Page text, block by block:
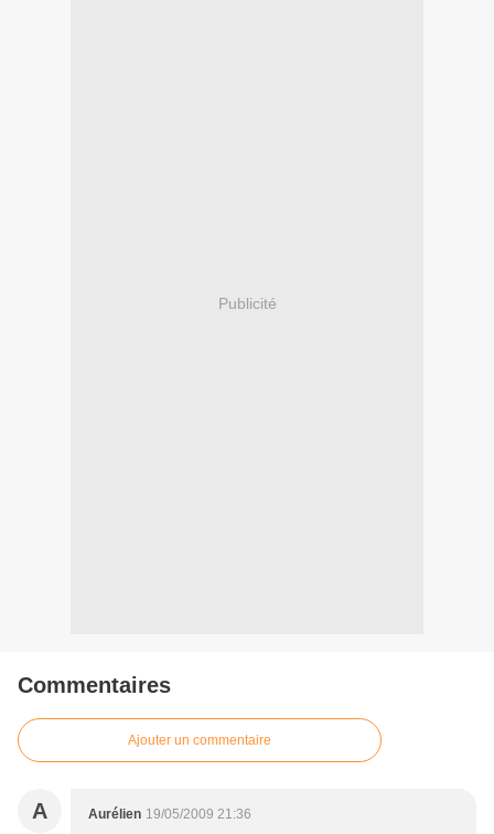
Publicité
Commentaires
Ajouter un commentaire
A Aurélien 19/05/2009 21:36